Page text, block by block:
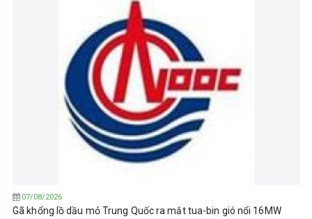
07/08/2026
Gã khổng lồ dầu mỏ Trung Quốc ra mắt tua-bin gió nổi 16MW